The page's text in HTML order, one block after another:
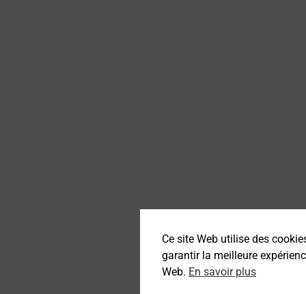
Ce site Web utilise des
garantir la meilleure
Web. En savoir plus